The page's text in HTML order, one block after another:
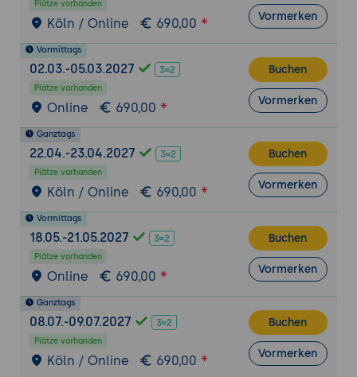
erstellen
Termine organisieren im Kalender
Navigation im Kalender
Termine anlegen, ändern, verschieben
Erinnerung aktivieren und deaktivieren
ausdrucken
Terminserien
Ereignisse und Terminserien anlegen
Termine, Ereignisse bzw. Terminserien
kopieren
Einzelne Elemente einer Serie löschen
Besprechungen planen
Wie Sie die terminliche Verfügbarkeit von
Besprechungsteilnehmern ermitteln
können
Hinzufügen von Ressourcen, wie
Plätze vorhanden
Köln / Online 690,00 Vormerken
Vormittags
02.03.-05.03.2027
Plätze vorhanden
Online 690,00
Buchen
Vormerken
Ganztags
22.04.-23.04.2027
Plätze vorhanden
Köln / Online 690,00
Buchen
Vormerken
Vormittags
18.05.-21.05.2027
Plätze vorhanden
Online 690,00
Buchen
Vormerken
Ganztags
08.07.-09.07.2027
Plätze vorhanden
Köln / Online 690,00
Buchen
Vormerken